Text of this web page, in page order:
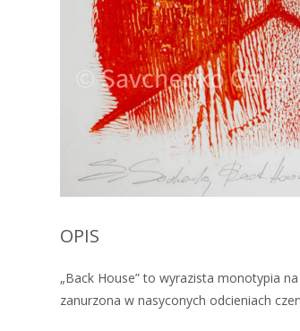
OPIS
„Back House” to wyrazista monotypia
zanurzona w nasyconych odcieniach